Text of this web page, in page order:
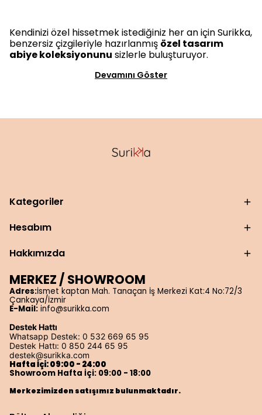
Kendinizi özel hissetmek istediğiniz her an için Surikka,
benzersiz çizgileriyle hazırlanmış özel tasarım
abiye koleksiyonunu sizlerle buluşturuyor.
Devamını Göster
Kategoriler
Hesabım
Hakkımızda
MERKEZ / SHOWROOM
Adres:İsmet kaptan Mah. Tanaçan İş Merkezi Kat:4 No:72/3
Çankaya/İzmir
E-Mail: info@surikka.com
Destek Hattı
Whatsapp Destek: 0 532 669 65 95
Destek Hattı: 0 850 244 65 95
destek@surikka.com
Hafta İçi: 09:00 - 24:00
Showroom Hafta İçi: 09:00 - 18:00
Merkezimizden satışımız bulunmaktadır.